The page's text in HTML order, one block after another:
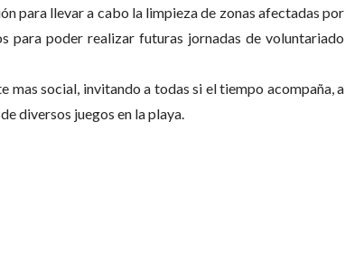
para llevar a cabo la limpieza de zonas afectadas por
para poder realizar futuras jornadas de voluntariado
social, invitando a todas si el tiempo acompaña, a
diversos juegos en la playa.